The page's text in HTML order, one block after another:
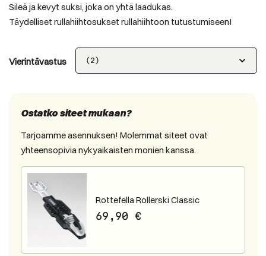
Sileä ja kevyt suksi, joka on yhtä laadukas.
Täydelliset rullahiihtosukset rullahiihtoon tutustumiseen!
Vierintävastus
Ostatko siteet mukaan?
Tarjoamme asennuksen! Molemmat siteet ovat
yhteensopivia nykyaikaisten monien kanssa.
Rottefella Rollerski Classic
69,90 €